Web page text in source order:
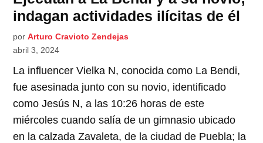
indagan actividades ilícitas de él
por Arturo Cravioto Zendejas
abril 3, 2024
La influencer Vielka N, conocida como La Bendi,
fue asesinada junto con su novio, identificado
como Jesús N, a las 10:26 horas de este
miércoles cuando salía de un gimnasio ubicado
en la calzada Zavaleta, de la ciudad de Puebla; la